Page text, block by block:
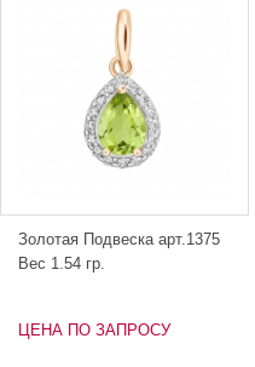
Золотая Подвеска арт.1375
Вес 1.54 гр.
ЦЕНА ПО ЗАПРОСУ